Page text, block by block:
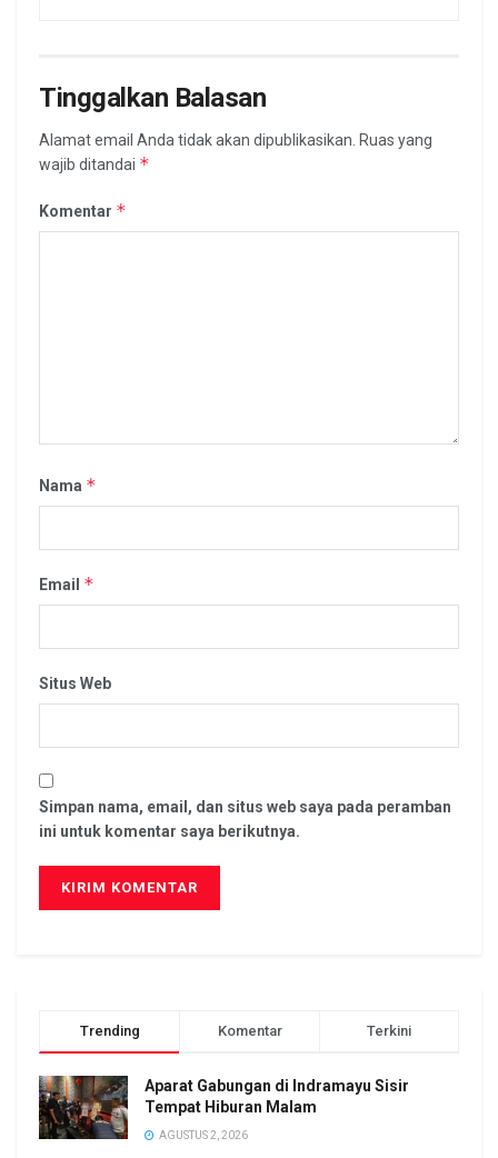
Tinggalkan Balasan
Alamat email Anda tidak akan dipublikasikan. Ruas yang
wajib ditandai *
Komentar *
Nama *
Email *
Situs Web
Simpan nama, email, dan situs web saya pada peramban
ini untuk komentar saya berikutnya.
Trending Komentar Terkini
Aparat Gabungan di Indramayu Sisir
Tempat Hiburan Malam
AGUSTUS 2, 2026